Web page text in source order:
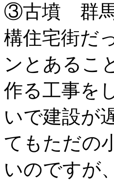
③古墳 群馬
構住宅街だ
ンとあるこ
作る工事を
いで建設が
てもただの
いのですが